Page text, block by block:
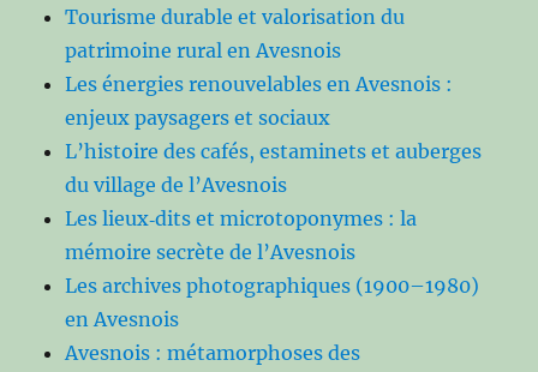
Tourisme durable et valorisation du
patrimoine rural en Avesnois
Les énergies renouvelables en Avesnois :
enjeux paysagers et sociaux
L’histoire des cafés, estaminets et auberges
du village de l’Avesnois
Les lieux‑dits et microtoponymes : la
mémoire secrète de l’Avesnois
Les archives photographiques (1900–1980)
en Avesnois
Avesnois : métamorphoses des